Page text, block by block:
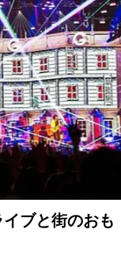
ブと街のおも